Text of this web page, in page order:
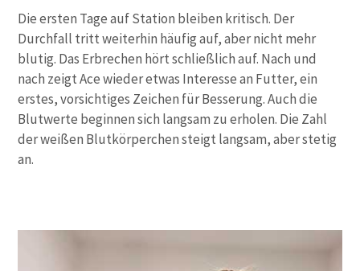
Die ersten Tage auf Station bleiben kritisch. Der
Durchfall tritt weiterhin häufig auf, aber nicht mehr
blutig. Das Erbrechen hört schließlich auf. Nach und
nach zeigt Ace wieder etwas Interesse an Futter, ein
erstes, vorsichtiges Zeichen für Besserung. Auch die
Blutwerte beginnen sich langsam zu erholen. Die Zahl
der weißen Blutkörperchen steigt langsam, aber stetig
an.